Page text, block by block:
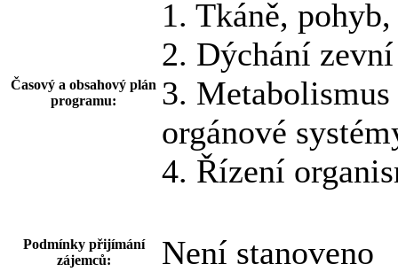
Časový a obsahový plán
programu:
1. Tkáně,
2. Dýchání
3.
orgánové
4. Řízení
Podmínky přijímání
zájemců:
Není stanoveno